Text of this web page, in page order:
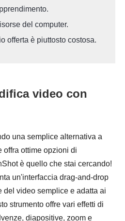
del computer.
offerta è piuttosto costosa.
video con
una semplice alternativa a
offra ottime opzioni di
è quello che stai cercando!
un'interfaccia drag-and-drop
del video semplice e adatta ai
strumento offre vari effetti di
diapositive, zoom e